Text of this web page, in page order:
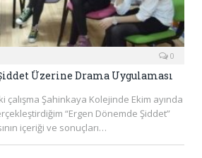
0
Üzerine Drama Uygulaması
çalışma Şahinkaya Kolejinde Ekim ayında
“Ergen Dönemde Şiddet”
içeriği ve sonuçları…